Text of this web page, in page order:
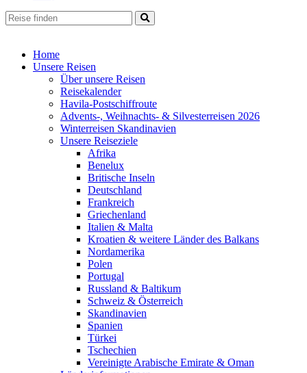
Home
Unsere Reisen
Über unsere Reisen
Reisekalender
Havila-Postschiffroute
Advents-, Weihnachts- & Silvesterreisen 2026
Winterreisen Skandinavien
Unsere Reiseziele
Afrika
Benelux
Britische Inseln
Deutschland
Frankreich
Griechenland
Italien & Malta
Kroatien & weitere Länder des Balkans
Nordamerika
Polen
Portugal
Russland & Baltikum
Schweiz & Österreich
Skandinavien
Spanien
Türkei
Tschechien
Vereinigte Arabische Emirate & Oman